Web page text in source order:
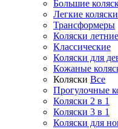
Большие
Легкие коляски
Трансформеры
Коляски летние
Классические
Коляски для
Кожаные
Коляски Все
Прогулочные
Коляски 2 в 1
Коляски 3 в 1
Коляски для